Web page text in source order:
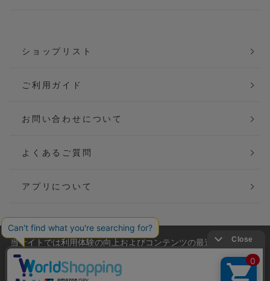
ショップリスト
ご利用ガイド
お問い合わせについて
よくあるご質問
アプリについて
会社概要
ご利用規約
当サイトでは利用体験の向上およびコンテンツの最適な提供、ト
ラフィックの分析を目的としてCookieを使用しています。
サイトの閲覧を継続された場合、Cookieの利用に同意したことも